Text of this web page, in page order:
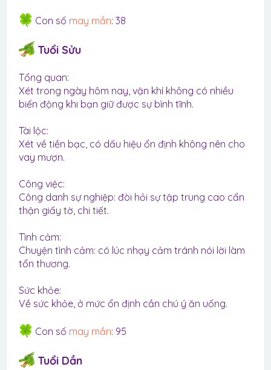
Con số may mắn: 38
Tuổi Sửu
Tổng quan:
Xét trong ngày hôm nay, vận khí không có nhiều
biến động khi bạn giữ được sự bình tĩnh.
Tài lộc:
Xét về tiền bạc, có dấu hiệu ổn định không nên cho
vay mượn.
Công việc:
Công danh sự nghiệp: đòi hỏi sự tập trung cao cẩn
thận giấy tờ, chi tiết.
Tình cảm:
Chuyện tình cảm: có lúc nhạy cảm tránh nói lời làm
tổn thương.
Sức khỏe:
Về sức khỏe, ở mức ổn định cần chú ý ăn uống.
Con số may mắn: 95
Tuổi Dần